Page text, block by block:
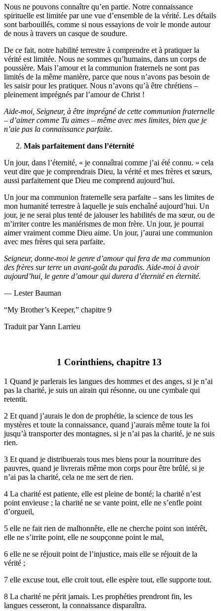
Nous ne pouvons connaître qu’en partie. Notre connaissance
spirituelle est limitée par une vue d’ensemble de la vérité. Les détails
sont barbouillés, comme si nous essayions de voir le monde autour
de nous à travers un casque de soudure.
De ce fait, notre habilité terrestre à comprendre et à pratiquer la
vérité est limitée. Nous ne sommes qu’humains, dans un corps de
poussière. Mais l’amour et la communion fraternels ne sont pas
limités de la même manière, parce que nous n’avons pas besoin de
les saisir pour les pratiquer. Nous n’avons qu’à être chrétiens –
pleinement imprégnés par l’amour de Christ !
Aide-moi, Seigneur, à être imprégné de cette communion fraternelle
– d’aimer comme Tu aimes – même avec mes limites, bien que je
n’aie pas la connaissance parfaite.
Mais parfaitement dans l’éternité
Un jour, dans l’éternité, « je connaîtrai comme j’ai été connu. » cela
veut dire que je comprendrais Dieu, la vérité et mes frères et sœurs,
aussi parfaitement que Dieu me comprend aujourd’hui.
Un jour ma communion fraternelle sera parfaite – sans les limites de
mon humanité terrestre à laquelle je suis enchaîné aujourd’hui. Un
jour, je ne serai plus tenté de jalouser les habilités de ma sœur, ou de
m’irriter contre les maniérismes de mon frère. Un jour, je pourrai
aimer vraiment comme Dieu aime. Un jour, j’aurai une communion
avec mes frères qui sera parfaite.
Seigneur, donne-moi le genre d’amour qui fera de ma communion
des frères sur terre un avant-goût du paradis. Aide-moi à avoir
aujourd’hui, le genre d’amour qui durera d’éternité en éternité.
— Lester Bauman
“My Brother’s Keeper,” chapitre 9
Traduit par Yann Larrieu
1 Corinthiens, chapitre 13
1 Quand je parlerais les langues des hommes et des anges, si je n’ai
pas la charité, je suis un airain qui résonne, ou une cymbale qui
retentit.
2 Et quand j’aurais le don de prophétie, la science de tous les
mystères et toute la connaissance, quand j’aurais même toute la foi
jusqu’à transporter des montagnes, si je n’ai pas la charité, je ne suis
rien.
3 Et quand je distribuerais tous mes biens pour la nourriture des
pauvres, quand je livrerais même mon corps pour être brûlé, si je
n’ai pas la charité, cela ne me sert de rien.
4 La charité est patiente, elle est pleine de bonté; la charité n’est
point envieuse ; la charité ne se vante point, elle ne s’enfle point
d’orgueil,
5 elle ne fait rien de malhonnête, elle ne cherche point son intérêt,
elle ne s’irrite point, elle ne soupçonne point le mal,
6 elle ne se réjouit point de l’injustice, mais elle se réjouit de la
vérité ;
7 elle excuse tout, elle croit tout, elle espère tout, elle supporte tout.
8 La charité ne périt jamais. Les prophéties prendront fin, les
langues cesseront, la connaissance disparaîtra.